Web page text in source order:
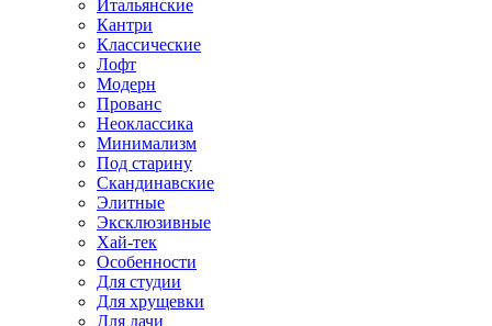
Итальянские
Кантри
Классические
Лофт
Модерн
Прованс
Неоклассика
Минимализм
Под старину
Скандинавские
Элитные
Эксклюзивные
Хай-тек
Особенности
Для студии
Для хрущевки
Для дачи